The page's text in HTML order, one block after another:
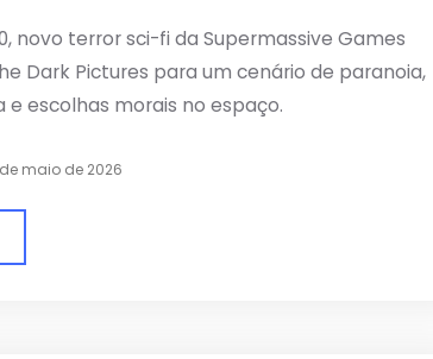
novo terror sci-fi da Supermassive Games
Dark Pictures para um cenário de paranoia,
e escolhas morais no espaço.
de maio de 2026